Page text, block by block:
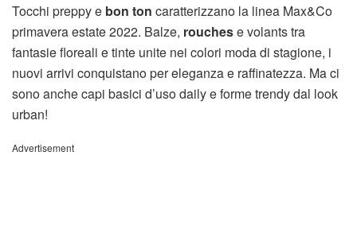
Tocchi preppy e bon ton caratterizzano la linea Max&Co
primavera estate 2022. Balze, rouchese volants tra
fantasie floreali e tinte unite nei colori moda di stagione, i
nuovi arrivi conquistano per eleganza e raffinatezza. Ma ci
sono anche capi basici d’uso daily e forme trendy dal look
urban!
Advertisement